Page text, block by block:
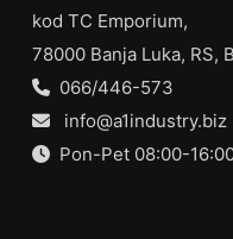
kod TC Emporium,
78000 Banja Luka, RS,
066/446-573
info@a1industry.biz
Pon-Pet 08:00-